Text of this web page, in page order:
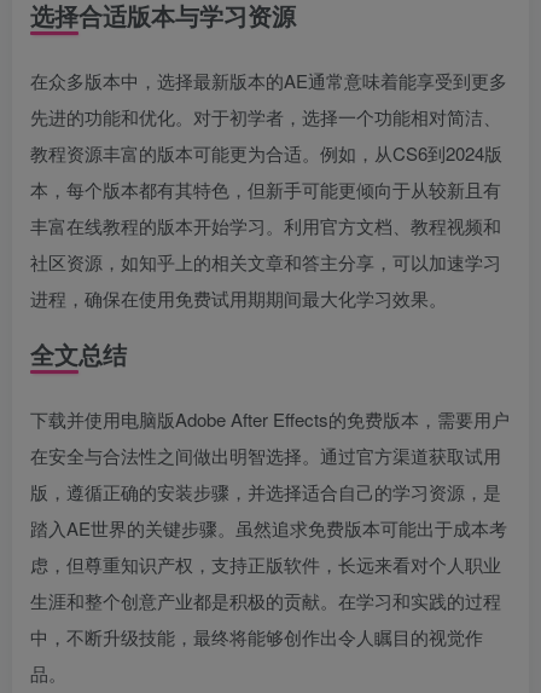
选择合适版本与学习资源
在众多版本中，选择最新版本的AE通常意味着能享受到更多
先进的功能和优化。对于初学者，选择一个功能相对简洁、
教程资源丰富的版本可能更为合适。例如，从CS6到2024版
本，每个版本都有其特色，但新手可能更倾向于从较新且有
丰富在线教程的版本开始学习。利用官方文档、教程视频和
社区资源，如知乎上的相关文章和答主分享，可以加速学习
进程，确保在使用免费试用期期间最大化学习效果。
全文总结
下载并使用电脑版Adobe After Effects的免费版本，需要用户
在安全与合法性之间做出明智选择。通过官方渠道获取试用
版，遵循正确的安装步骤，并选择适合自己的学习资源，是
踏入AE世界的关键步骤。虽然追求免费版本可能出于成本考
虑，但尊重知识产权，支持正版软件，长远来看对个人职业
生涯和整个创意产业都是积极的贡献。在学习和实践的过程
中，不断升级技能，最终将能够创作出令人瞩目的视觉作
品。